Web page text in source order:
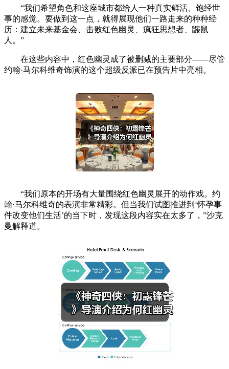
“我们希望角色和这座城市都给人一种真实鲜活、饱经世
事的感觉。要做到这一点，就得展现他们一路走来的种种经
历：建立未来基金会、击败红色幽灵、疯狂思想者、鼹鼠
人。”
在这些内容中，红色幽灵成了被删减的主要部分——尽管
约翰·马尔科维奇饰演的这个超级反派已在预告片中亮相。
“我们原本的开场有大量围绕红色幽灵展开的动作戏。约
翰·马尔科维奇的表演非常精彩。但当我们试图推进到‘怀孕事
件改变他们生活’的当下时，发现这段内容实在太多了，”沙克
曼解释道。